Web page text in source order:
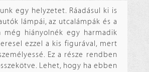
egy helyzetet. Ráadásul ki is
lámpái, az utcalámpák és a
még hiányolnék egy harmadik
ezzel a kis figurával, mert
Ez a része rendben
Lehet, hogy ha ebben